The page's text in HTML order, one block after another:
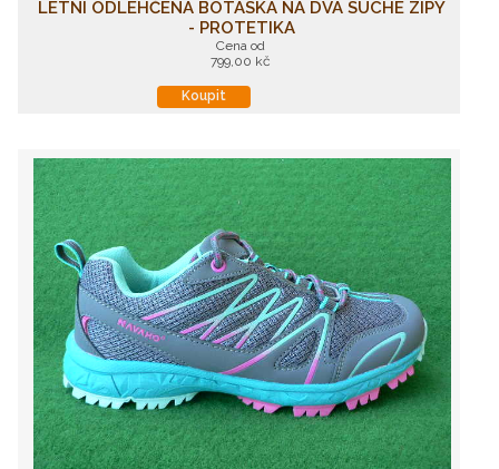
LETNÍ ODLEHČENÁ BOTASKA NA DVA SUCHÉ ZIPY
- PROTETIKA
Cena od
799,00 kč
Koupit